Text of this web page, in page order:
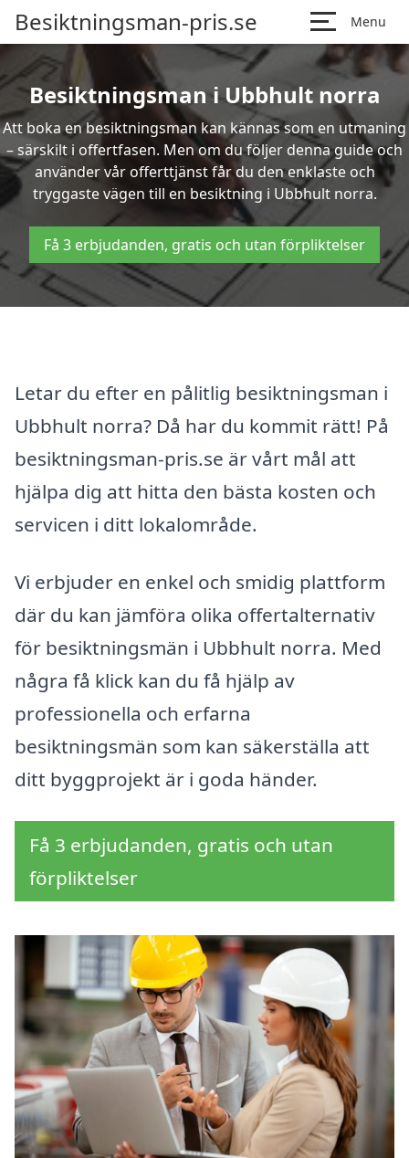
Besiktningsman-pris.se Menu
Besiktningsman i Ubbhult norra
Att boka en besiktningsman kan kännas som en utmaning
– särskilt i offertfasen. Men om du följer denna guide och
använder vår offerttjänst får du den enklaste och
tryggaste vägen till en besiktning i Ubbhult norra.
Få 3 erbjudanden, gratis och utan förpliktelser
Letar du efter en pålitlig besiktningsman i
Ubbhult norra? Då har du kommit rätt! På
besiktningsman-pris.se är vårt mål att
hjälpa dig att hitta den bästa kosten och
servicen i ditt lokalområde.
Vi erbjuder en enkel och smidig plattform
där du kan jämföra olika offertalternativ
för besiktningsmän i Ubbhult norra. Med
några få klick kan du få hjälp av
professionella och erfarna
besiktningsmän som kan säkerställa att
ditt byggprojekt är i goda händer.
Få 3 erbjudanden, gratis och utan
förpliktelser